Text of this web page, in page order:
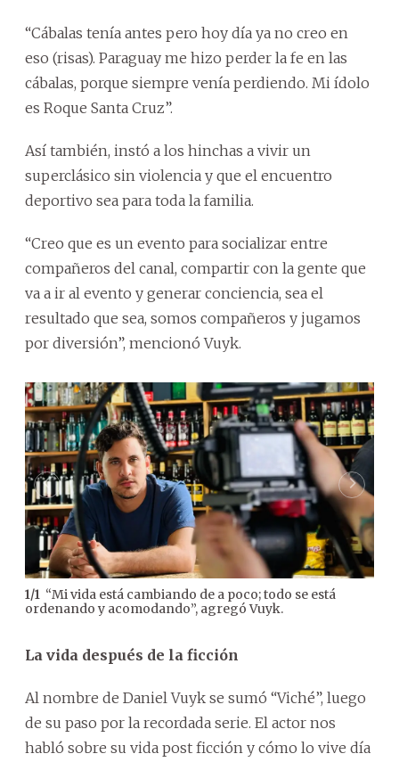
“Cábalas tenía antes pero hoy día ya no creo en
eso (risas). Paraguay me hizo perder la fe en las
cábalas, porque siempre venía perdiendo. Mi ídolo
es Roque Santa Cruz”.
Así también, instó a los hinchas a vivir un
superclásico sin violencia y que el encuentro
deportivo sea para toda la familia.
“Creo que es un evento para socializar entre
compañeros del canal, compartir con la gente que
va a ir al evento y generar conciencia, sea el
resultado que sea, somos compañeros y jugamos
por diversión”, mencionó Vuyk.
1/1 “Mi vida está cambiando de a poco; todo se está
ordenando y acomodando”, agregó Vuyk.
La vida después de la ficción
Al nombre de Daniel Vuyk se sumó “Viché”, luego
de su paso por la recordada serie. El actor nos
habló sobre su vida post ficción y cómo lo vive día